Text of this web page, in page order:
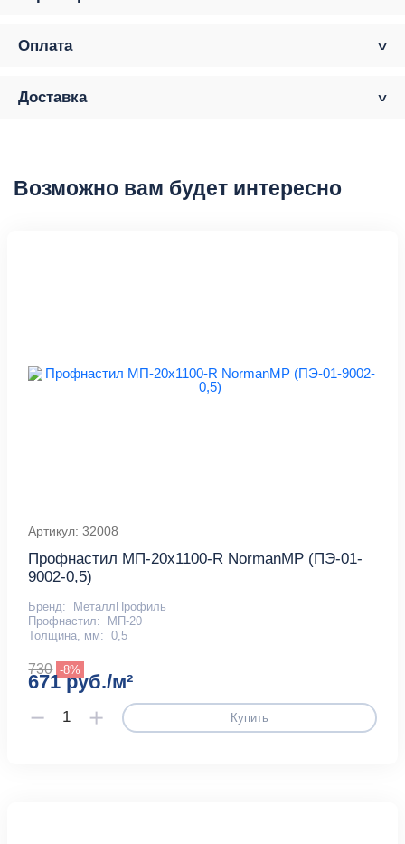
Оплата
Доставка
Возможно вам будет интересно
Артикул: 32008
Профнастил МП-20x1100-R NormanMP (ПЭ-01-
9002-0,5)
Бренд:
МеталлПрофиль
Профнастил:
МП-20
Толщина, мм: 0,5
730 -8%
671 руб./м²
Купить